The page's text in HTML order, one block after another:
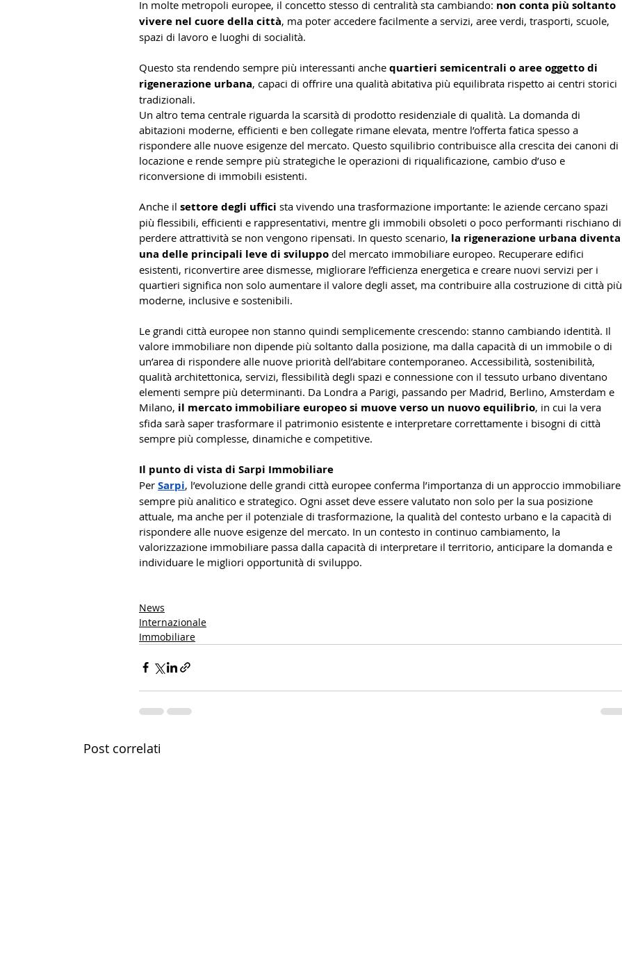
In molte metropoli europee, il concetto stesso di centralità sta cambiando: non conta più soltanto
vivere nel cuore della città, ma poter accedere facilmente a servizi, aree verdi, trasporti, scuole,
spazi di lavoro e luoghi di socialità.
Questo sta rendendo sempre più interessanti anche quartieri semicentrali o aree oggetto di
rigenerazione urbana, capaci di offrire una qualità abitativa più equilibrata rispetto ai centri storici
tradizionali.
Un altro tema centrale riguarda la scarsità di prodotto residenziale di qualità. La domanda di
abitazioni moderne, efficienti e ben collegate rimane elevata, mentre l’offerta fatica spesso a
rispondere alle nuove esigenze del mercato. Questo squilibrio contribuisce alla crescita dei canoni di
locazione e rende sempre più strategiche le operazioni di riqualificazione, cambio d’uso e
riconversione di immobili esistenti.
Anche il settore degli uffici sta vivendo una trasformazione importante: le aziende cercano spazi
più flessibili, efficienti e rappresentativi, mentre gli immobili obsoleti o poco performanti rischiano di
perdere attrattività se non vengono ripensati. In questo scenario, la rigenerazione urbana diventa
una delle principali leve di sviluppo del mercato immobiliare europeo. Recuperare edifici
esistenti, riconvertire aree dismesse, migliorare l’efficienza energetica e creare nuovi servizi per i
quartieri significa non solo aumentare il valore degli asset, ma contribuire alla costruzione di città più
moderne, inclusive e sostenibili.
Le grandi città europee non stanno quindi semplicemente crescendo: stanno cambiando identità. Il
valore immobiliare non dipende più soltanto dalla posizione, ma dalla capacità di un immobile o di
un’area di rispondere alle nuove priorità dell’abitare contemporaneo. Accessibilità, sostenibilità,
qualità architettonica, servizi, flessibilità degli spazi e connessione con il tessuto urbano diventano
elementi sempre più determinanti. Da Londra a Parigi, passando per Madrid, Berlino, Amsterdam e
Milano, il mercato immobiliare europeo si muove verso un nuovo equilibrio, in cui la vera
sfida sarà saper trasformare il patrimonio esistente e interpretare correttamente i bisogni di città
sempre più complesse, dinamiche e competitive.
Il punto di vista di Sarpi Immobiliare
Per Sarpi, l’evoluzione delle grandi città europee conferma l’importanza di un approccio immobiliare
sempre più analitico e strategico. Ogni asset deve essere valutato non solo per la sua posizione
attuale, ma anche per il potenziale di trasformazione, la qualità del contesto urbano e la capacità di
rispondere alle nuove esigenze del mercato. In un contesto in continuo cambiamento, la
valorizzazione immobiliare passa dalla capacità di interpretare il territorio, anticipare la domanda e
individuare le migliori opportunità di sviluppo.
News
Internazionale
Immobiliare
Post correlati